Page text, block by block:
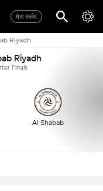
मेरा स्कोर
Riyadh
Riyadh
Finals
Al Shabab